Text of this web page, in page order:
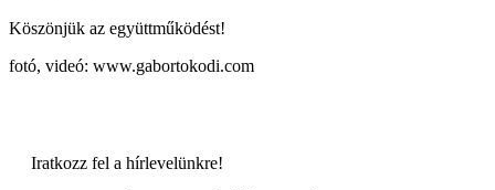
Köszönjük az együttműködést!
fotó, videó: www.gabortokodi.com
Iratkozz fel a hírlevelünkre!